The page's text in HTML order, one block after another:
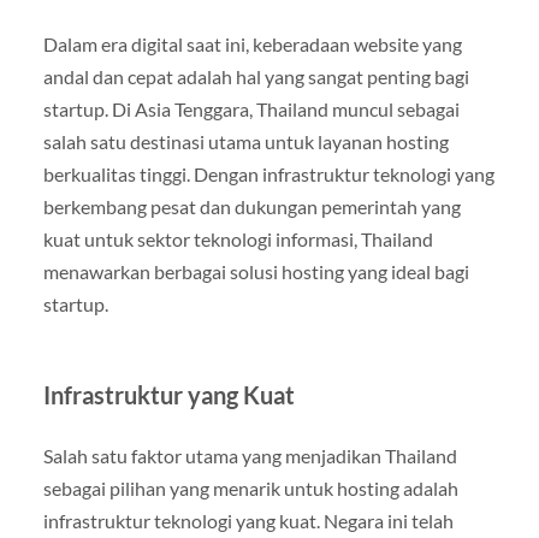
Dalam era digital saat ini, keberadaan website yang
andal dan cepat adalah hal yang sangat penting bagi
startup. Di Asia Tenggara, Thailand muncul sebagai
salah satu destinasi utama untuk layanan hosting
berkualitas tinggi. Dengan infrastruktur teknologi yang
berkembang pesat dan dukungan pemerintah yang
kuat untuk sektor teknologi informasi, Thailand
menawarkan berbagai solusi hosting yang ideal bagi
startup.
Infrastruktur yang Kuat
Salah satu faktor utama yang menjadikan Thailand
sebagai pilihan yang menarik untuk hosting adalah
infrastruktur teknologi yang kuat. Negara ini telah